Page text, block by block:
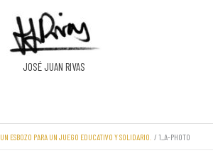
JOSÉ JUAN RIVAS
UN ESBOZO PARA UN JUEGO EDUCATIVO Y SOLIDARIO. 1_A-PHOTO